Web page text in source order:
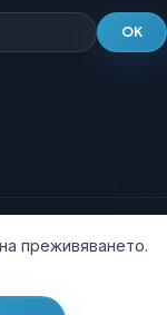
OK
и инвестиции.
преживяването.